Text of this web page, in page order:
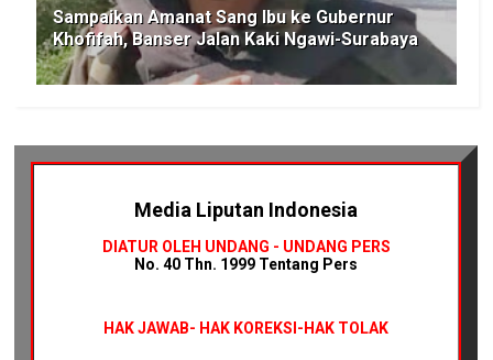
Sampaikan Amanat Sang Ibu ke Gubernur
Khofifah, Banser Jalan Kaki Ngawi-Surabaya
Media Liputan Indonesia
DIATUR OLEH UNDANG - UNDANG PERS
No. 40 Thn. 1999 Tentang Pers
HAK JAWAB- HAK KOREKSI-HAK TOLAK